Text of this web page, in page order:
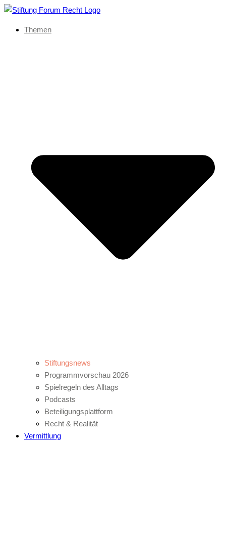
Themen
Stiftungsnews
Programmvorschau 2026
Spielregeln des Alltags
Podcasts
Beteiligungsplattform
Recht & Realität
Vermittlung